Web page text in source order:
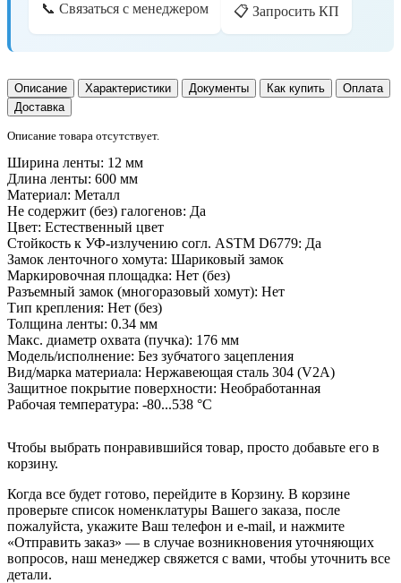
📞 Связаться с менеджером 📋 Запросить КП
Описание Характеристики Документы Как купить
Оплата
Доставка
Описание товара отсутствует.
Ширина ленты: 12 мм
Длина ленты: 600 мм
Материал: Металл
Не содержит (без) галогенов: Да
Цвет: Естественный цвет
Стойкость к УФ-излучению согл. ASTM D6779: Да
Замок ленточного хомута: Шариковый замок
Маркировочная площадка: Нет (без)
Разъемный замок (многоразовый хомут): Нет
Тип крепления: Нет (без)
Толщина ленты: 0.34 мм
Макс. диаметр охвата (пучка): 176 мм
Модель/исполнение: Без зубчатого зацепления
Вид/марка материала: Нержавеющая сталь 304 (V2A)
Защитное покрытие поверхности: Необработанная
Рабочая температура: -80...538 °C
Чтобы выбрать понравившийся товар, просто добавьте его в
корзину.
Когда все будет готово, перейдите в Корзину. В корзине
проверьте список номенклатуры Вашего заказа, после
пожалуйста, укажите Ваш телефон и e-mail, и нажмите
«Отправить заказ» — в случае возникновения уточняющих
вопросов, наш менеджер свяжется с вами, чтобы уточнить все
детали.